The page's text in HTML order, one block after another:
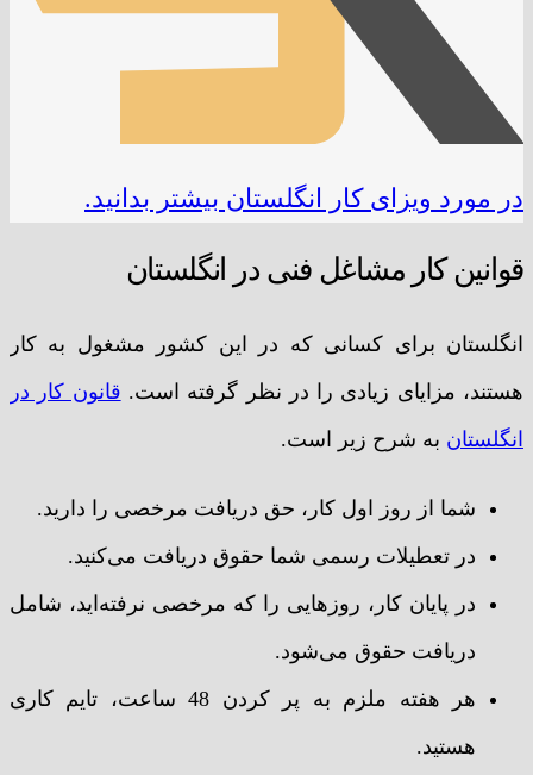
در مورد ویزای کار انگلستان بیشتر بدانید.
قوانین کار مشاغل فنی در انگلستان
انگلستان برای کسانی که در این کشور مشغول به کار
هستند، مزایای زیادی را در نظر گرفته است. قانون کار در
انگلستان به شرح زیر است.
شما از روز اول کار، حق دریافت مرخصی را دارید.
در تعطیلات رسمی شما حقوق دریافت می‌کنید.
در پایان کار، روزهایی را که مرخصی نرفته‌اید، شامل
دریافت حقوق می‌شود.
هر هفته ملزم به پر کردن 48 ساعت، تایم کاری
هستید.